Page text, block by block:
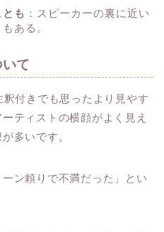
も ：スピーカーの裏に近い
ある。
て
付きでも思ったより見やす
ティストの横顔がよく見え
多いです。
ン頼りで不満だった」とい